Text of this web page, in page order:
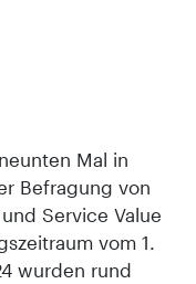
Mal in
Befragung von
Service Value
vom 1.
wurden rund